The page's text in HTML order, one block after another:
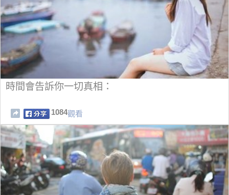
時間會告訴你一切真相：
1084觀看